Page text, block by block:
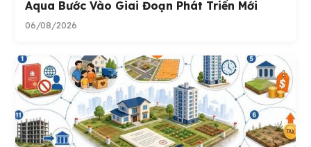
Aqua Bước Vào Giai Đoạn Phát Triển Mới
06/08/2026